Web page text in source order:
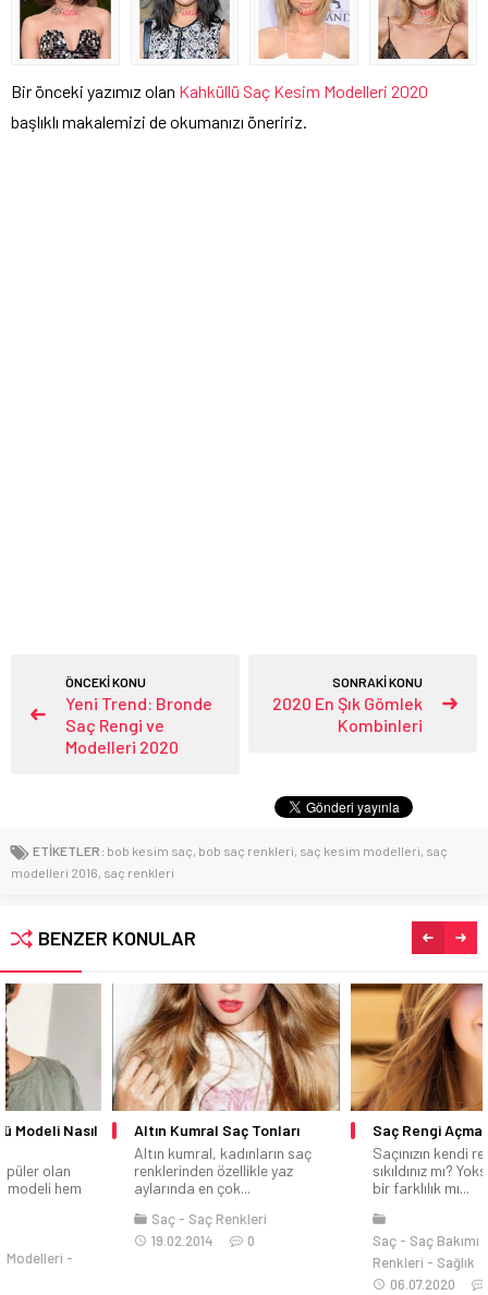
Bir önceki yazımız olan Kahküllü Saç Kesim Modelleri 2020
başlıklı makalemizi de okumanızı öneririz.
ÖNCEKİ KONU
Yeni Trend: Bronde
Saç Rengi ve
Modelleri 2020
SONRAKİ KONU
2020 En Şık Gömlek
Kombinleri
ETİKETLER: bob kesim saç bob saç renkleri saç kesim modelleri saç
modelleri 2016 saç renkleri
BENZER KONULAR
Altın Kumral Saç Tonları
Altın kumral, kadınların saç
renklerinden özellikle yaz
aylarında en çok...
Saç Renkleri
0
Saç Rengi Açma Yöntemleri
Saçınızın kendi renginden
sıkıldınız mı? Yoksa hayatınızda
Saç Bakımı
Saç
0